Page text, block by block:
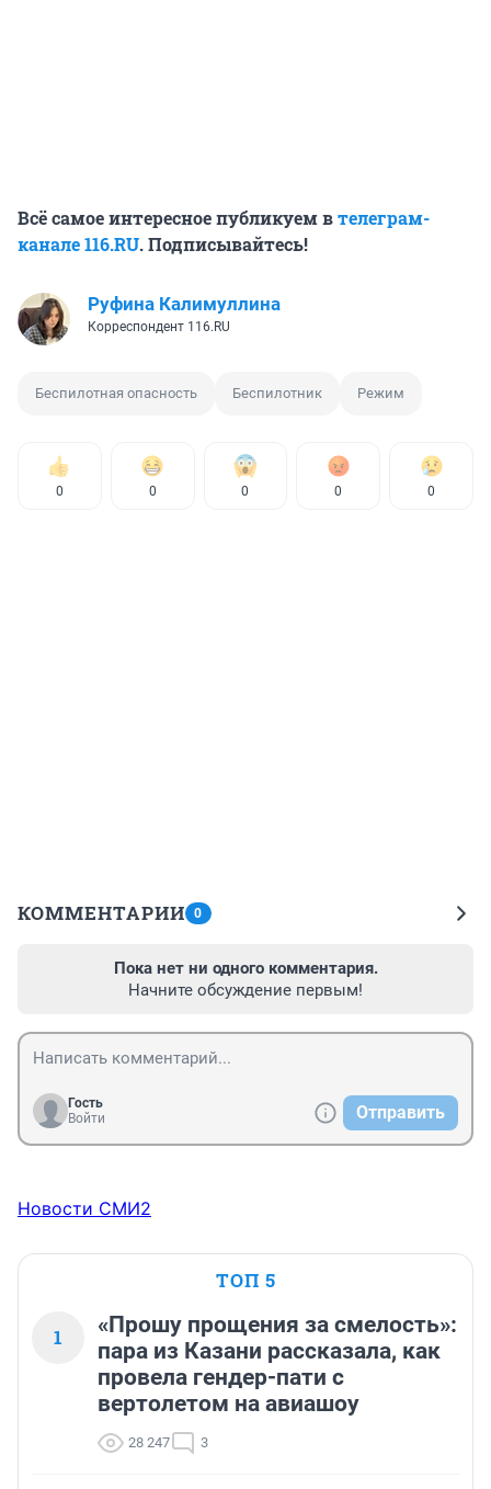
Всё самое интересное публикуем втелеграм-
канале 116.RU. Подписывайтесь!
Руфина Калимуллина
Корреспондент 116.RU
Беспилотная опасность Беспилотник Режим
0 0 0 0 0
КОММЕНТАРИИ 0
Пока нет ни одного комментария.
Начните обсуждение первым!
Гость
Войти
Отправить
Новости СМИ2
ТОП 5
1
«Прошу прощения за смелость»:
пара из Казани рассказала, как
провела гендер-пати с
вертолетом на авиашоу
28 247 3